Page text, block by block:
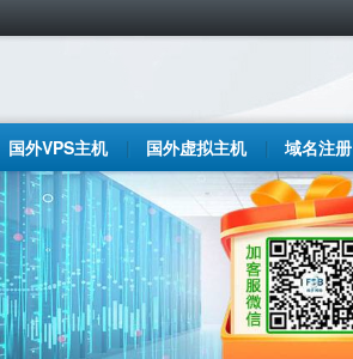
国外VPS主机 国外虚拟主机 域名注册